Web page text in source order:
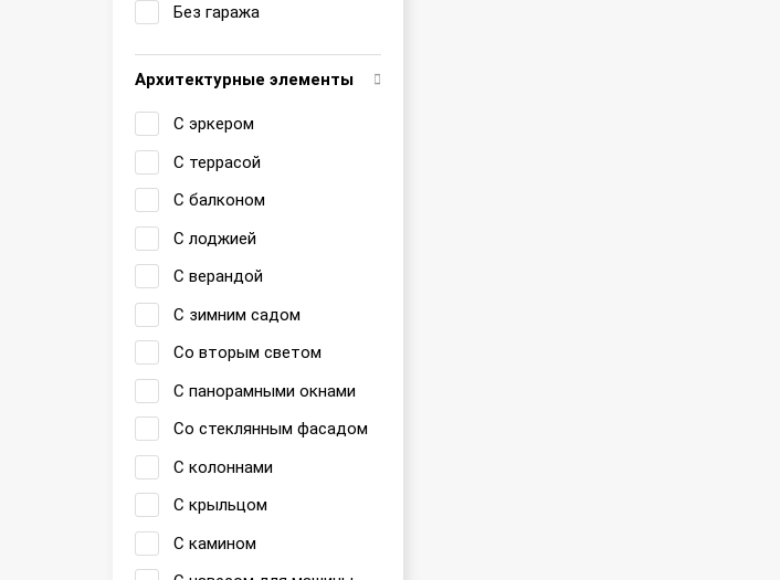
Без гаража
Архитектурные элементы
С эркером
С террасой
С балконом
С лоджией
С верандой
С зимним садом
Со вторым светом
С панорамными окнами
Со стеклянным фасадом
С колоннами
С крыльцом
С камином